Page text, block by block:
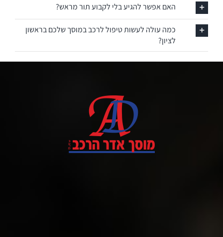
האם אפשר להגיע בלי לקבוע תור מראש?
כמה עולה לעשות טיפול לרכב במוסך שלכם בראשון
לציון?